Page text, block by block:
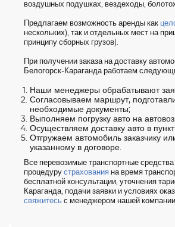
воздушных подушках, вездеходы,
Предлагаем возможность аренды как
нескольких), так и отдельных мест на
принципу сборных грузов).
При получении заказа на доставку
Белогорск-Караганда работаем
Наши менеджеры обрабатывают
Согласовываем маршрут,
необходимые документы;
Выполняем погрузку авто на
Осуществляем доставку авто в
Отгружаем автомобиль заказчику
указанному в договоре.
Все перевозимые транспортные
процедуру страхования на время
бесплатной консультации, уточнения
Караганда, подачи заявки и условиях
свяжитесь с менеджером нашей